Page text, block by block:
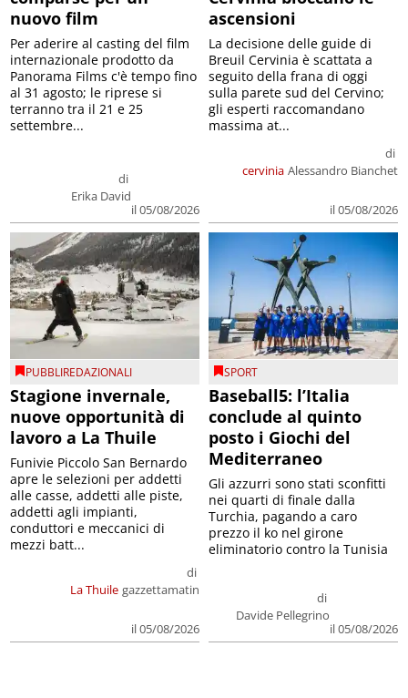
nuovo film
di
Erika David
il 05/08/2026
Per aderire al casting del film
internazionale prodotto da
Panorama Films c'è tempo fino
al 31 agosto; le riprese si
terranno tra il 21 e 25
settembre...
ascensioni
cervinia
di
Alessandro Bianchet
il 05/08/2026
La decisione delle guide di
Breuil Cervinia è scattata a
seguito della frana di oggi
sulla parete sud del Cervino;
gli esperti raccomandano
massima at...
PUBBLIREDAZIONALI
Stagione invernale,
nuove opportunità di
lavoro a La Thuile
La Thuile
di
gazzettamatin
il 05/08/2026
Funivie Piccolo San Bernardo
apre le selezioni per addetti
alle casse, addetti alle piste,
addetti agli impianti,
conduttori e meccanici di
mezzi batt...
SPORT
Baseball5: l’Italia
conclude al quinto
posto i Giochi del
Mediterraneo
di
Davide Pellegrino
il 05/08/2026
Gli azzurri sono stati sconfitti
nei quarti di finale dalla
Turchia, pagando a caro
prezzo il ko nel girone
eliminatorio contro la Tunisia